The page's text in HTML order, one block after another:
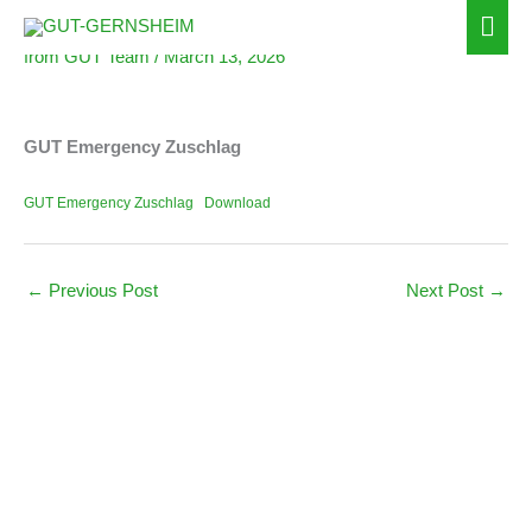
Inhalt
GUT Emergency Zuschlag
from GUT Team / March 13, 2026
GUT Emergency Zuschlag
GUT Emergency Zuschlag Download
← Previous Post Next Post →